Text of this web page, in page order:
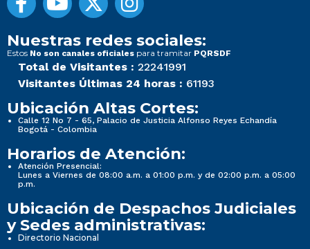
Nuestras redes sociales:
Estos No son canales oficiales para tramitar PQRSDF
Total de Visitantes : 22241991
Visitantes Últimas 24 horas : 61193
Ubicación Altas Cortes:
Calle 12 No 7 - 65, Palacio de Justicia Alfonso Reyes Echandía
Bogotá - Colombia
Horarios de Atención:
Atención Presencial:
Lunes a Viernes de 08:00 a.m. a 01:00 p.m. y de 02:00 p.m. a 05:00
p.m.
Ubicación de Despachos Judiciales
y Sedes administrativas:
Directorio Nacional